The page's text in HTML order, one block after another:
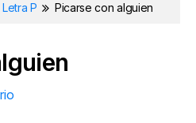
Letra P Picarse con alguien